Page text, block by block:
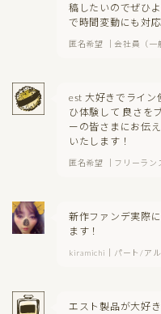
稿したいのでぜひ
で時間変動にも対
匿名希望 ｜会社員（一
est 大好きでライン
ひ体験して 良さを
ーの皆さまにお伝
いたします！
匿名希望 ｜フリーラン
新作ファンデ実際
ます！
kiramichi｜パート/ア
エスト製品が大好